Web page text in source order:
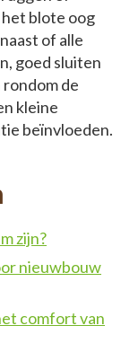
blote oog
of alle
goed sluiten
de
kleine
beïnvloeden.
zijn?
nieuwbouw
comfort van